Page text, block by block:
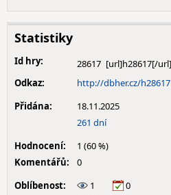
Statistiky
Id hry:
28617
Odkaz:
http://dbher.cz/h28617
Přidána:
18.11.2025
261 dní
Hodnocení:
1 (60 %)
Komentářů:
0
Oblíbenost:
1
0